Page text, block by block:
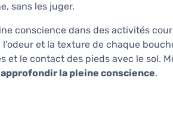
sans les juger.
conscience dans des activités
et la texture de chaque
et le contact des pieds avec le sol.
la pleine conscience.